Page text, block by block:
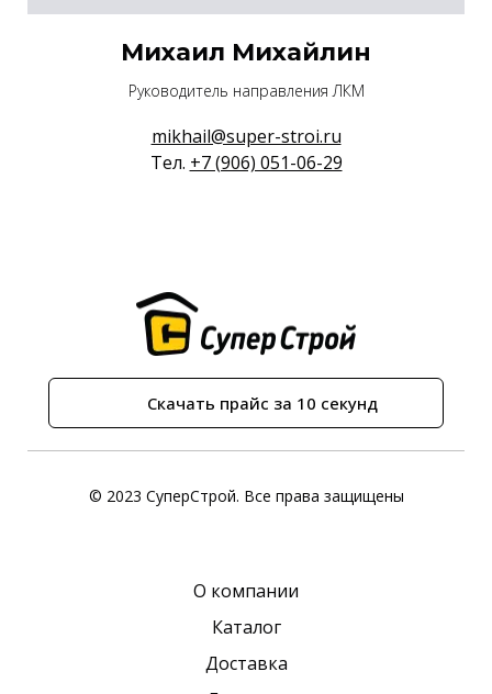
Михаил Михайлин
Руководитель направления ЛКМ
mikhail@super-stroi.ru
Тел. +7 (906) 051-06-29
Скачать прайс за 10 секунд
© 2023 СуперСтрой. Все права защищены
О компании
Каталог
Доставка